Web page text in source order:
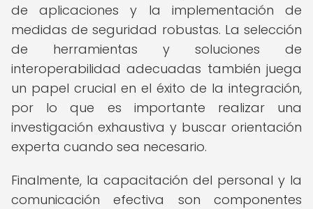
de aplicaciones y la implementación de
medidas de seguridad robustas. La selección
de herramientas y soluciones de
interoperabilidad adecuadas también juega
un papel crucial en el éxito de la integración,
por lo que es importante realizar una
investigación exhaustiva y buscar orientación
experta cuando sea necesario.
Finalmente, la capacitación del personal y la
comunicación efectiva son componentes